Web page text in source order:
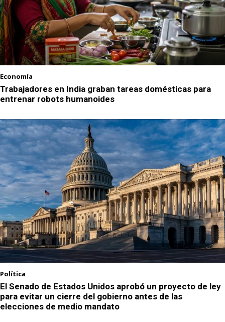
Economía
Trabajadores en India graban tareas domésticas para
entrenar robots humanoides
Política
El Senado de Estados Unidos aprobó un proyecto de ley
para evitar un cierre del gobierno antes de las
elecciones de medio mandato